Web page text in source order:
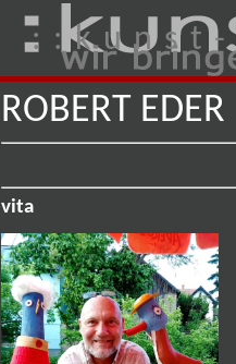
: : k u n s t
ROBERT EDER
vita